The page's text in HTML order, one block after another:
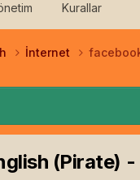
Kurallar
İnternet
(Pirate) -